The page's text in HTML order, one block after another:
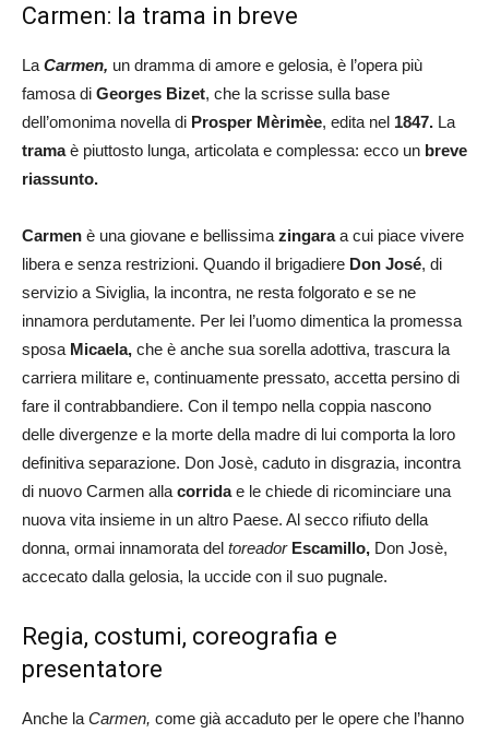
Carmen: la trama in breve
La Carmen, un dramma di amore e gelosia, è l’opera più
famosa di Georges Bizet, che la scrisse sulla base
dell’omonima novella di Prosper Mèrimèe, edita nel 1847. La
tramaè piuttosto lunga, articolata e complessa: ecco un breve
riassunto.
Carmen è una giovane e bellissima zingaraa cui piace vivere
libera e senza restrizioni. Quando il brigadiere Don José, di
servizio a Siviglia, la incontra, ne resta folgorato e se ne
innamora perdutamente. Per lei l’uomo dimentica la promessa
sposa Micaela, che è anche sua sorella adottiva, trascura la
carriera militare e, continuamente pressato, accetta persino di
fare il contrabbandiere. Con il tempo nella coppia nascono
delle divergenze e la morte della madre di lui comporta la loro
definitiva separazione. Don Josè, caduto in disgrazia, incontra
di nuovo Carmen alla corridae le chiede di ricominciare una
nuova vita insieme in un altro Paese. Al secco rifiuto della
donna, ormai innamorata del toreador Escamillo, Don Josè,
accecato dalla gelosia, la uccide con il suo pugnale.
Regia, costumi, coreografia e
presentatore
Anche la Carmen, come già accaduto per le opere che l’hanno